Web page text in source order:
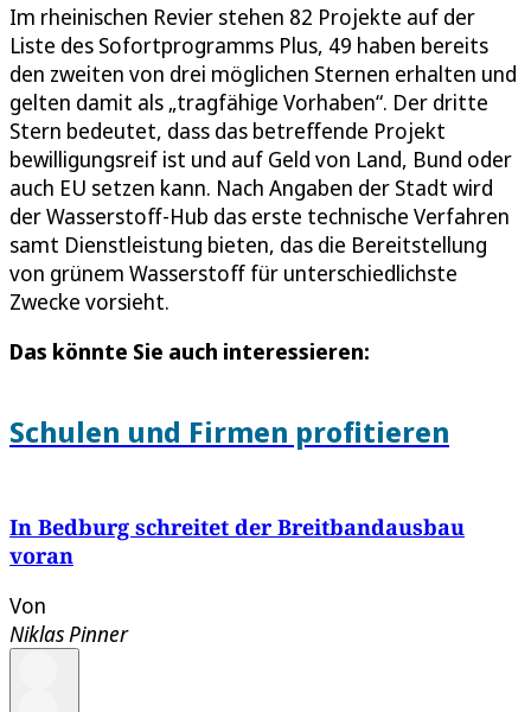
Im rheinischen Revier stehen 82 Projekte auf der
Liste des Sofortprogramms Plus, 49 haben bereits
den zweiten von drei möglichen Sternen erhalten und
gelten damit als „tragfähige Vorhaben“. Der dritte
Stern bedeutet, dass das betreffende Projekt
bewilligungsreif ist und auf Geld von Land, Bund oder
auch EU setzen kann. Nach Angaben der Stadt wird
der Wasserstoff-Hub das erste technische Verfahren
samt Dienstleistung bieten, das die Bereitstellung
von grünem Wasserstoff für unterschiedlichste
Zwecke vorsieht.
Das könnte Sie auch interessieren:
Schulen und Firmen profitieren
In Bedburg schreitet der Breitbandausbau
voran
Von
Niklas Pinner